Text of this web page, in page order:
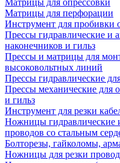
Матрицы для опрессовки
Матрицы для перфорации
Инструмент для пробивки
Прессы гидравлические и
наконечников и гильз
Прессы и матрицы для
высоковольтных линий
Прессы гидравлические
Прессы механические для
и гильз
Инструмент для резки
Ножницы гидравлические
проводов со стальным
Болторезы, гайколомы,
Ножницы для резки